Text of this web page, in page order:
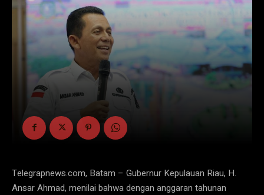
Telegrapnews.com, Batam – Gubernur Kepulauan Riau, H.
Ansar Ahmad, menilai bahwa dengan anggaran tahunan